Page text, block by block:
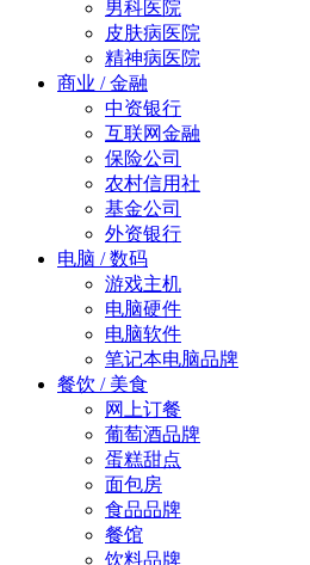
男科医院
皮肤病医院
精神病医院
商业 / 金融
中资银行
互联网金融
保险公司
农村信用社
基金公司
外资银行
电脑 / 数码
游戏主机
电脑硬件
电脑软件
笔记本电脑品牌
餐饮 / 美食
网上订餐
葡萄酒品牌
蛋糕甜点
面包房
食品品牌
餐馆
饮料品牌